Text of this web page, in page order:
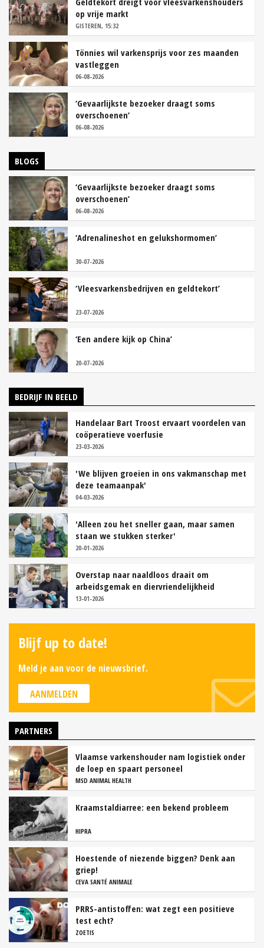
op vrije markt
GISTEREN, 15:32
Tönnies wil varkensprijs voor zes maanden
vastleggen
06-08-2026
‘Gevaarlijkste bezoeker draagt soms
overschoenen’
06-08-2026
BLOGS
‘Gevaarlijkste bezoeker draagt soms
overschoenen’
06-08-2026
‘Adrenalineshot en gelukshormomen’
30-07-2026
‘Vleesvarkensbedrijven en geldtekort’
23-07-2026
‘Een andere kijk op China’
20-07-2026
BEDRIJF IN BEELD
Handelaar Bart Troost ervaart voordelen van
coöperatieve voerfusie
23-03-2026
'We blijven groeien in ons vakmanschap met
deze teamaanpak'
04-03-2026
'Alleen zou het sneller gaan, maar samen
staan we stukken sterker'
20-01-2026
Overstap naar naaldloos draait om
arbeidsgemak en diervriendelijkheid
13-01-2026
Blijf up to date!
Meld je aan voor de nieuwsbrief.
AANMELDEN
PARTNERS
Vlaamse varkenshouder nam logistiek onder
de loep en spaart personeel
MSD ANIMAL HEALTH
Kraamstaldiarree: een bekend probleem
HIPRA
Hoestende of niezende biggen? Denk aan
griep!
CEVA SANTÉ ANIMALE
PRRS-antistoffen: wat zegt een positieve
test echt?
ZOETIS